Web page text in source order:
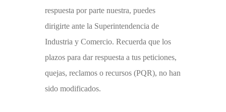
respuesta por parte nuestra, puedes
dirigirte ante la Superintendencia de
Industria y Comercio. Recuerda que los
plazos para dar respuesta a tus peticiones,
quejas, reclamos o recursos (PQR), no han
sido modificados.